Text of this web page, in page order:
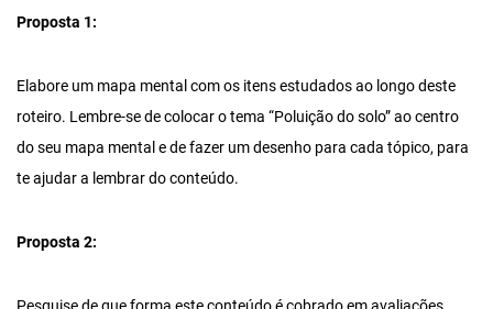
Proposta 1:
Elabore um mapa mental com os itens estudados ao longo deste
roteiro. Lembre-se de colocar o tema “Poluição do solo” ao centro
do seu mapa mental e de fazer um desenho para cada tópico, para
te ajudar a lembrar do conteúdo.
Proposta 2: